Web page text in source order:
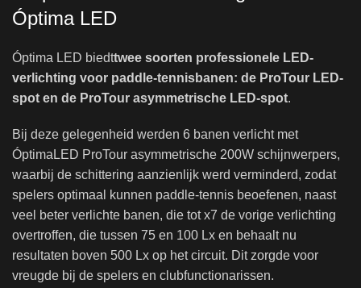
Óptima LED
Óptima LED biedttwee soorten professionele LED-
verlichting voor paddle-tennisbanen: de ProTour LED-
spot en de ProTour asymmetrische LED-spot.
Bij deze gelegenheid werden 6 banen verlicht met
ÓptimaLED ProTour asymmetrische 200W schijnwerpers,
waarbij de schittering aanzienlijk werd verminderd, zodat
spelers optimaal kunnen paddle-tennis beoefenen, naast
veel beter verlichte banen, die tot x7 de vorige verlichting
overtroffen, die tussen 75 en 100 Lx en behaalt nu
resultaten boven 500 Lx op het circuit. Dit zorgde voor
vreugde bij de spelers en clubfunctionarissen.